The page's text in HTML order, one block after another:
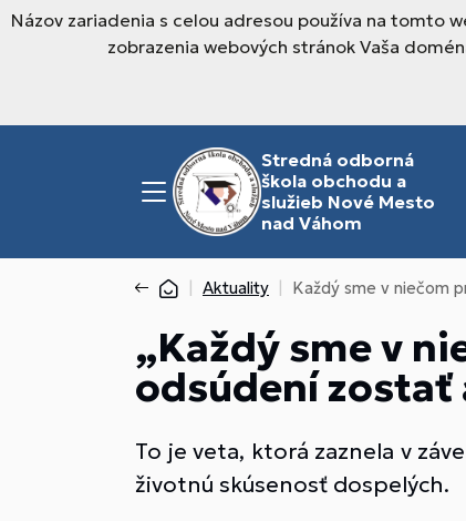
Názov zariadenia s celou adresou používa na tomto
zobrazenia webových stránok Vaša
Stredná odborná
škola obchodu a
služieb Nové Mesto
nad Váhom
Aktuality Každý sme v niečom
„Každý sme v
odsúdení zostať
To je veta, ktorá zaznela v
životnú skúsenosť dospelých.